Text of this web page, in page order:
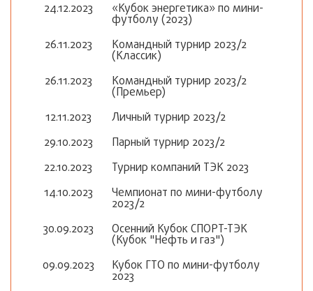
24.12.2023
«Кубок энергетика» по мини-
футболу (2023)
26.11.2023
Командный турнир 2023/2
(Классик)
26.11.2023
Командный турнир 2023/2
(Премьер)
12.11.2023
Личный турнир 2023/2
29.10.2023
Парный турнир 2023/2
22.10.2023
Турнир компаний ТЭК 2023
14.10.2023
Чемпионат по мини-футболу
2023/2
30.09.2023
Осенний Кубок СПОРТ-ТЭК
(Кубок "Нефть и газ")
09.09.2023
Кубок ГТО по мини-футболу
2023